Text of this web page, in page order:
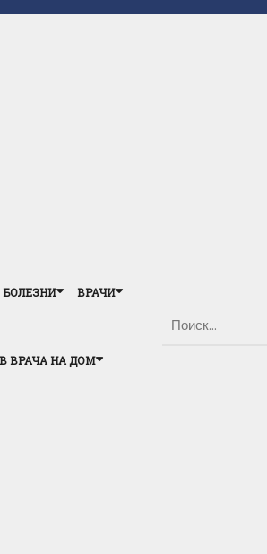
БОЛЕЗНИ ВРАЧИ
ВРАЧА НА ДОМ